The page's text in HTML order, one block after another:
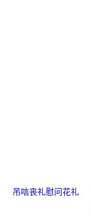
吊唁丧礼慰问花礼